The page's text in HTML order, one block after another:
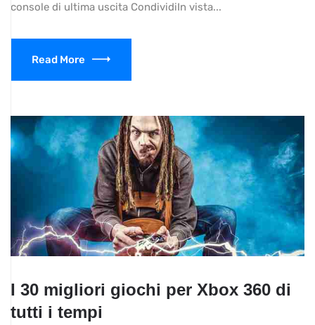
console di ultima uscita CondividiIn vista...
Read More
I 30 migliori giochi per Xbox 360 di
tutti i tempi